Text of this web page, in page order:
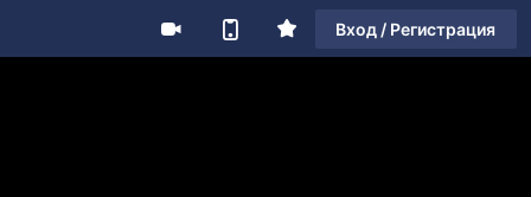
Вход / Регистрация